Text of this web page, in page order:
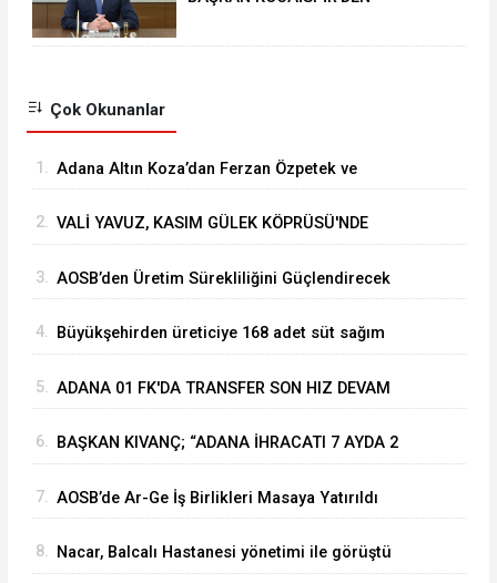
Çok Okunanlar
1. Adana Altın Koza’dan Ferzan Özpetek ve
2. VALİ YAVUZ, KASIM GÜLEK KÖPRÜSÜ'NDE
3. ⁠AOSB’den Üretim Sürekliliğini Güçlendirecek
4. Büyükşehirden üreticiye 168 adet süt sağım
5. ADANA 01 FK'DA TRANSFER SON HIZ DEVAM
6. BAŞKAN KIVANÇ; “ADANA İHRACATI 7 AYDA 2
7. AOSB’de Ar-Ge İş Birlikleri Masaya Yatırıldı
8. Nacar, Balcalı Hastanesi yönetimi ile görüştü